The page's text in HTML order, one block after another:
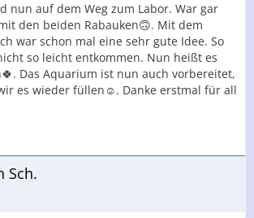
nun auf dem Weg zum Labor. War gar
den beiden Rabauken🙃. Mit dem
war schon mal eine sehr gute Idee. So
so leicht entkommen. Nun heißt es
Das Aquarium ist nun auch vorbereitet,
es wieder füllen☺️. Danke erstmal für all
Sch.